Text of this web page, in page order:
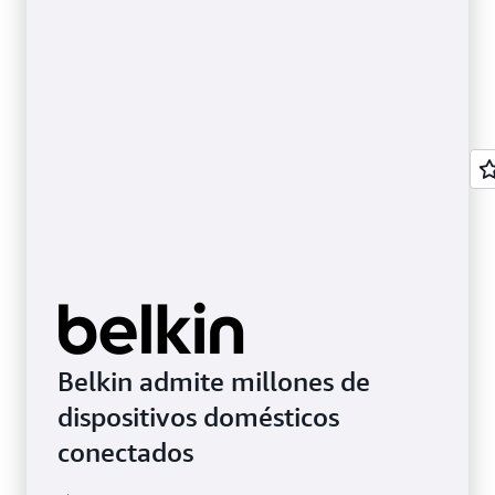
Belkin admite millones de
dispositivos domésticos
conectados